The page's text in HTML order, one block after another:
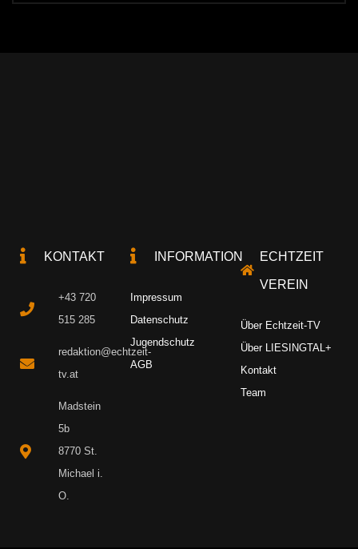
KONTAKT
+43 720
515 285
redaktion@echtzeit-
tv.at
Madstein
5b
8770 St.
Michael i.
O.
INFORMATION
Impressum
Datenschutz
Jugendschutz
AGB
ECHTZEIT
VEREIN
Über Echtzeit-TV
Über LIESINGTAL+
Kontakt
Team